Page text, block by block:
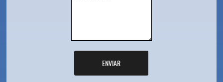
ENVIAR